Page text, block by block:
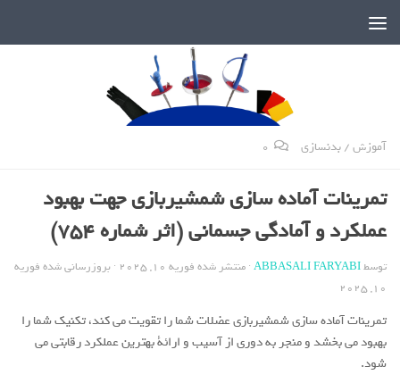
آموزش/بدنسازی 0
تمرینات آماده سازی شمشیربازی جهت بهبود
عملکرد و آمادگی جسمانی (اثر شماره 754)
توسطABBASALI FARYABI · منتشر شده فوریه 10, 2025 · بروزرسانی شده فوریه
10, 2025
تمرینات آماده سازی شمشیربازی عضلات شما را تقویت می کند، تکنیک شما را
بهبود می بخشد و منجر به دوری از آسیب و ارائة بهترین عملکرد رقابتی می
شود.